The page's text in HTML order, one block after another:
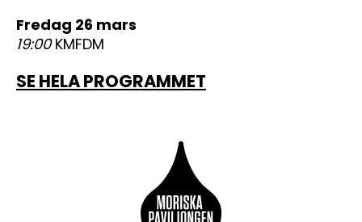
fredag 26 mars
19:00KMFDM
SE HELA PROGRAMMET